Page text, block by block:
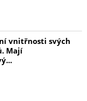
vnitřnosti svých
Mají